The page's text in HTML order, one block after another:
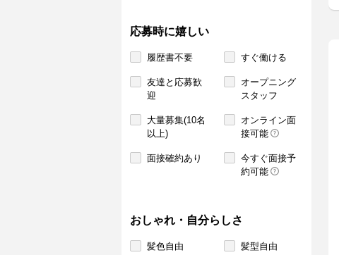
応募時に嬉しい
履歴書不要 すぐ働ける
友達と応募歓
迎
オープニング
スタッフ
大量募集(10名
以上)
オンライン面
接可能
面接確約あり
今すぐ面接予
約可能
おしゃれ・自分らしさ
髪色自由 髪型自由